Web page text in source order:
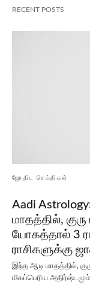
RECENT POSTS
ஜோதிட செய்திகள்
Aadi
மாதத்தில்,
யோகத்தால் 3
ராசிகளுக்கு
இந்த ஆடி மாதத்தில்,
மிகப்பெரிய